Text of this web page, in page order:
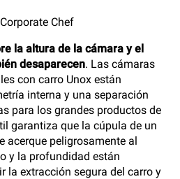
Chef
la altura de la cámara y el
desaparecen. Las cámaras
con carro Unox están
interna y una separación
para los grandes productos de
garantiza que la cúpula de un
acerque peligrosamente al
y la profundidad están
la extracción segura del carro y